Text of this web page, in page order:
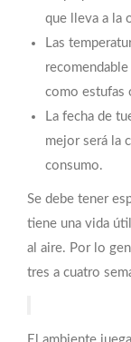
que lleva a la
Las
como estufas
La fecha de
mejor será la
consumo.
Se debe tener
tiene una vida
al aire. Por lo
tres a cuatro